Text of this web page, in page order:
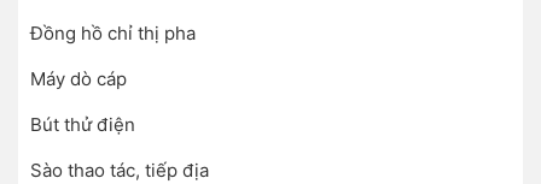
Đồng hồ chỉ thị pha
Máy dò cáp
Bút thử điện
Sào thao tác, tiếp địa